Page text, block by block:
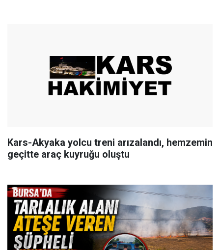
Kars-Akyaka yolcu treni arızalandı, hemzemin
geçitte araç kuyruğu oluştu